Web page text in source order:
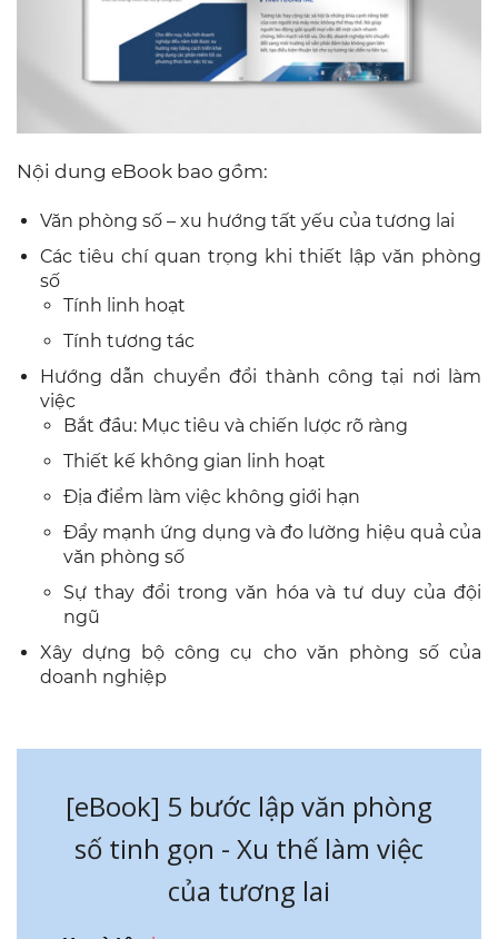
Nội dung eBook bao gồm:
Văn phòng số – xu hướng tất yếu của tương lai
Các tiêu chí quan trọng khi thiết lập văn phòng
số
Tính linh hoạt
Tính tương tác
Hướng dẫn chuyển đổi thành công tại nơi làm
việc
Bắt đầu: Mục tiêu và chiến lược rõ ràng
Thiết kế không gian linh hoạt
Địa điểm làm việc không giới hạn
Đẩy mạnh ứng dụng và đo lường hiệu quả của
văn phòng số
Sự thay đổi trong văn hóa và tư duy của đội
ngũ
Xây dựng bộ công cụ cho văn phòng số của
doanh nghiệp
[eBook] 5 bước lập văn phòng
số tinh gọn - Xu thế làm việc
của tương lai